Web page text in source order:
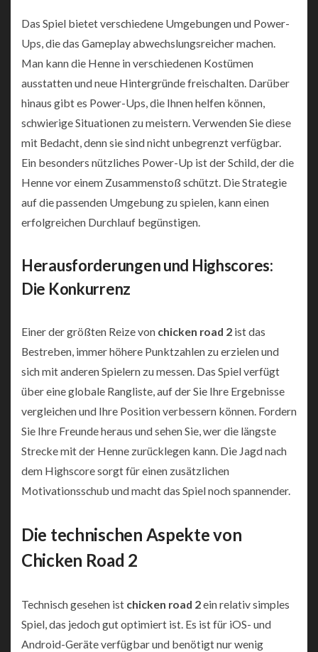
Das Spiel bietet verschiedene Umgebungen und Power-
Ups, die das Gameplay abwechslungsreicher machen.
Man kann die Henne in verschiedenen Kostümen
ausstatten und neue Hintergründe freischalten. Darüber
hinaus gibt es Power-Ups, die Ihnen helfen können,
schwierige Situationen zu meistern. Verwenden Sie diese
mit Bedacht, denn sie sind nicht unbegrenzt verfügbar.
Ein besonders nützliches Power-Up ist der Schild, der die
Henne vor einem Zusammenstoß schützt. Die Strategie
auf die passenden Umgebung zu spielen, kann einen
erfolgreichen Durchlauf begünstigen.
Herausforderungen und Highscores:
Die Konkurrenz
Einer der größten Reize von chicken road 2 ist das
Bestreben, immer höhere Punktzahlen zu erzielen und
sich mit anderen Spielern zu messen. Das Spiel verfügt
über eine globale Rangliste, auf der Sie Ihre Ergebnisse
vergleichen und Ihre Position verbessern können. Fordern
Sie Ihre Freunde heraus und sehen Sie, wer die längste
Strecke mit der Henne zurücklegen kann. Die Jagd nach
dem Highscore sorgt für einen zusätzlichen
Motivationsschub und macht das Spiel noch spannender.
Die technischen Aspekte von
Chicken Road 2
Technisch gesehen ist chicken road 2ein relativ simples
Spiel, das jedoch gut optimiert ist. Es ist für iOS- und
Android-Geräte verfügbar und benötigt nur wenig